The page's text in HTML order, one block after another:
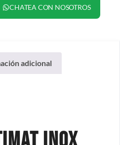
CHATEA CON NOSOTROS
adicional